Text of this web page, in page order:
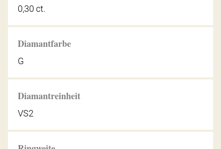
0,30 ct.
Diamantfarbe
G
Diamantreinheit
VS2